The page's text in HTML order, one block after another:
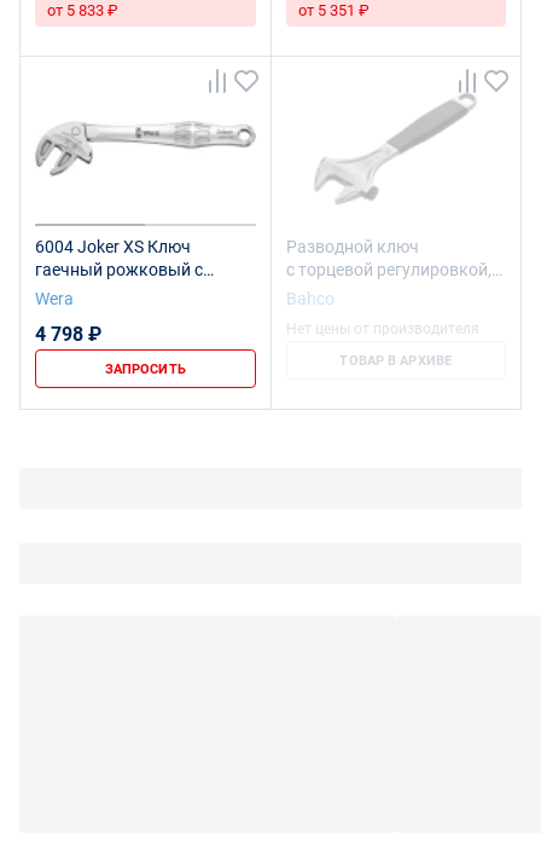
от 5 833 ₽
от 5 351 ₽
6004 Joker XS Ключ
гаечный рожковый с
самонастройкой, 7-10 x 117
Wera
4 798 ₽
ЗАПРОСИТЬ
Разводной ключ
с торцевой регулировкой,
длина 208/захват 27 мм
Bahco
Нет цены от производителя
ТОВАР В АРХИВЕ